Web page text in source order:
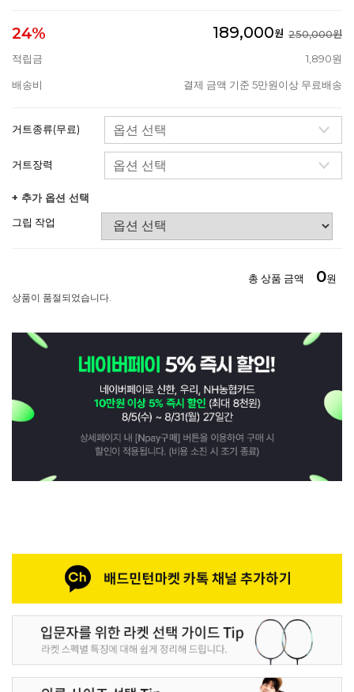
24% 189,000원 250,000원
적립금
1,890원
배송비 결제 금액 기준 5만원이상 무료배송
거트종류(무료)
거트장력
+ 추가 옵션 선택
그립 작업
총 상품 금액 0원
상품이 품절되었습니다.